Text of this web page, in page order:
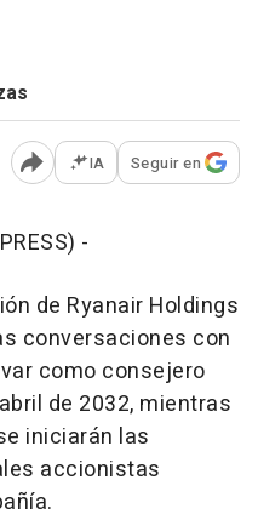
Abrir opciones para
IA Seguir en
-
de Ryanair Holdings
conversaciones con
como consejero
de 2032, mientras
iniciarán las
accionistas